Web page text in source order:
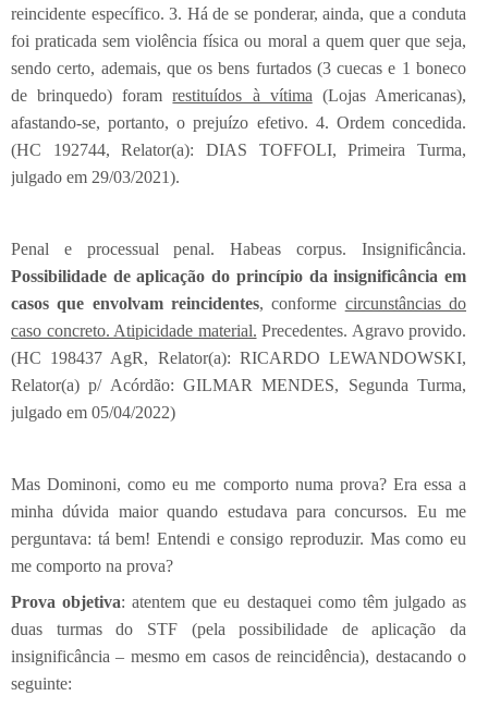
reincidente específico. 3. Há de se ponderar, ainda, que a conduta
foi praticada sem violência física ou moral a quem quer que seja,
sendo certo, ademais, que os bens furtados (3 cuecas e 1 boneco
de brinquedo) foramrestituídos à vítima (Lojas Americanas),
afastando-se, portanto, o prejuízo efetivo. 4. Ordem concedida.
(HC 192744, Relator(a): DIAS TOFFOLI, Primeira Turma,
julgado em 29/03/2021).
Penal e processual penal. Habeas corpus. Insignificância.
Possibilidade de aplicação do princípio da insignificância em
casos que envolvam reincidentes, conforme circunstâncias do
caso concreto. Atipicidade material. Precedentes. Agravo provido.
(HC 198437 AgR, Relator(a): RICARDO LEWANDOWSKI,
Relator(a) p/ Acórdão: GILMAR MENDES, Segunda Turma,
julgado em 05/04/2022)
Mas Dominoni, como eu me comporto numa prova? Era essa a
minha dúvida maior quando estudava para concursos. Eu me
perguntava: tá bem! Entendi e consigo reproduzir. Mas como eu
me comporto na prova?
Prova objetiva: atentem que eu destaquei como têm julgado as
duas turmas do STF (pela possibilidade de aplicação da
insignificância – mesmo em casos de reincidência), destacando o
seguinte: